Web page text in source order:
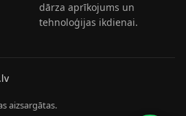
dārza aprīkojums un
tehnoloģijas ikdienai.
aizsargātas.